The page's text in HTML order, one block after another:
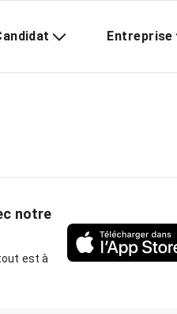
Entreprise
notre
est à